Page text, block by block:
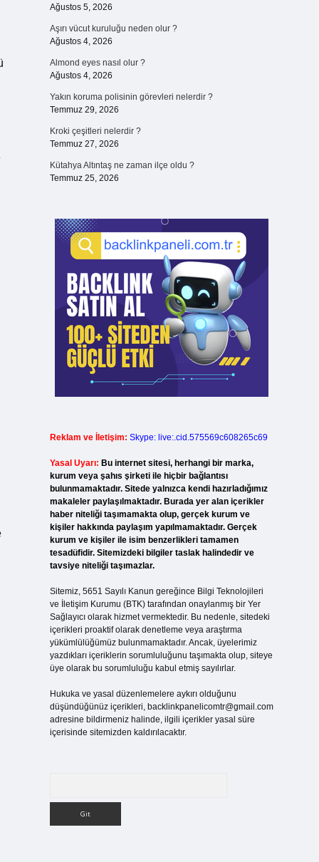
Ağustos 5, 2026
Aşırı vücut kuruluğu neden olur ?
Ağustos 4, 2026
Almond eyes nasıl olur ?
Ağustos 4, 2026
Yakın koruma polisinin görevleri nelerdir ?
Temmuz 29, 2026
Kroki çeşitleri nelerdir ?
Temmuz 27, 2026
Kütahya Altıntaş ne zaman ilçe oldu ?
Temmuz 25, 2026
Reklam ve İletişim: Skype: live:.cid.575569c608265c69
Yasal Uyarı: Bu internet sitesi, herhangi bir marka,
kurum veya şahıs şirketi ile hiçbir bağlantısı
bulunmamaktadır. Sitede yalnızca kendi hazırladığımız
makaleler paylaşılmaktadır. Burada yer alan içerikler
haber niteliği taşımamakta olup, gerçek kurum ve
kişiler hakkında paylaşım yapılmamaktadır. Gerçek
kurum ve kişiler ile isim benzerlikleri tamamen
tesadüfidir. Sitemizdeki bilgiler taslak halindedir ve
tavsiye niteliği taşımazlar.
Sitemiz, 5651 Sayılı Kanun gereğince Bilgi Teknolojileri
ve İletişim Kurumu (BTK) tarafından onaylanmış bir Yer
Sağlayıcı olarak hizmet vermektedir. Bu nedenle, sitedeki
içerikleri proaktif olarak denetleme veya araştırma
yükümlülüğümüz bulunmamaktadır. Ancak, üyelerimiz
yazdıkları içeriklerin sorumluluğunu taşımakta olup, siteye
üye olarak bu sorumluluğu kabul etmiş sayılırlar.
Hukuka ve yasal düzenlemelere aykırı olduğunu
düşündüğünüz içerikleri, backlinkpanelicomtr@gmail.com
adresine bildirmeniz halinde, ilgili içerikler yasal süre
içerisinde sitemizden kaldırılacaktır.